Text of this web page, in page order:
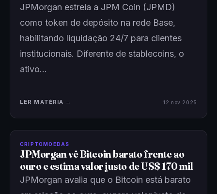
JPMorgan estreia a JPM Coin (JPMD)
como token de depósito na rede Base,
habilitando liquidação 24/7 para clientes
institucionais. Diferente de stablecoins, o
ativo…
LER MATÉRIA → 12 nov 2025
CRIPTOMOEDAS
JPMorgan vê Bitcoin barato frente ao
ouro e estima valor justo de US$ 170 mil
JPMorgan avalia que o Bitcoin está barato